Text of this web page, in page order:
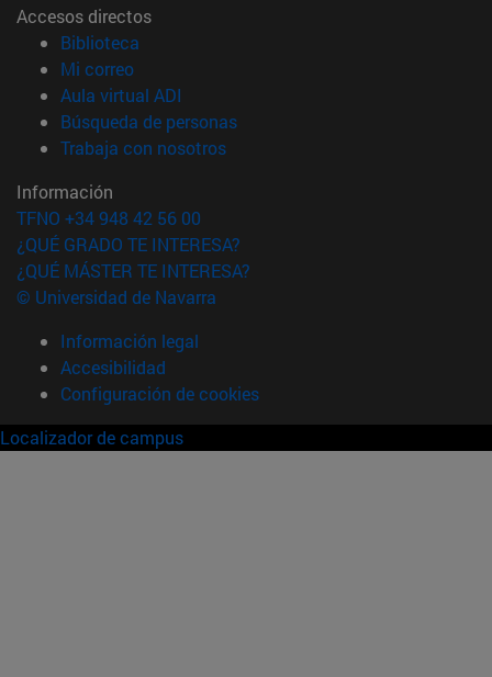
Accesos directos
Biblioteca
Mi correo(abre en nueva ventana)
Aula virtual ADI
Búsqueda de personas(abre en nueva ventana)
Trabaja con nosotros(abre en nueva ventana)
Información
TFNO +34 948 42 56 00
¿QUÉ GRADO TE INTERESA?
¿QUÉ MÁSTER TE INTERESA?
© Universidad de Navarra
Información legal
Accesibilidad
Configuración de cookies
Localizador de campus